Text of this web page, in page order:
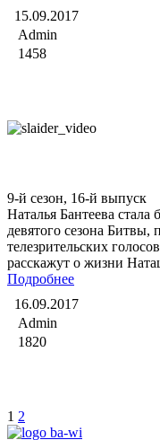
15.09.2017
Admin
1458
9-й сезон, 16-й выпуск
Наталья Бантеева стала
девятого сезона Битвы,
телезрительских
расскажут о жизни
Подробнее
16.09.2017
Admin
1820
1 2